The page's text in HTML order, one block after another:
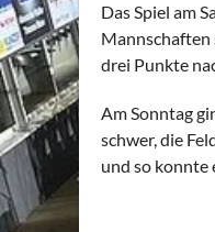
Das Spiel am
Mannschaften
drei Punkte
Am Sonntag
schwer, die
und so konnte